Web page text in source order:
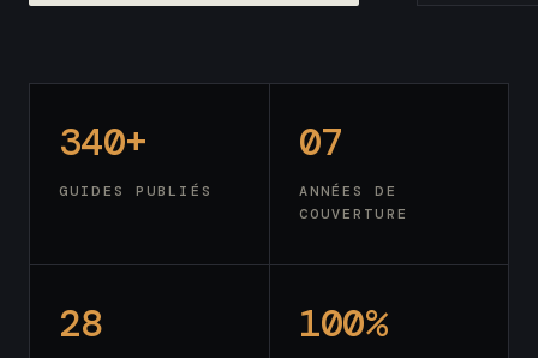
340+
GUIDES PUBLIÉS
07
ANNÉES DE
COUVERTURE
28 100%